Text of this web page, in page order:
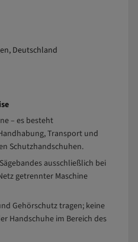
Deutschland
– es besteht
Transport und
Schutzhandschuhen.
ausschließlich bei
getrennter Maschine
Gehörschutz tragen; keine
Handschuhe im Bereich des